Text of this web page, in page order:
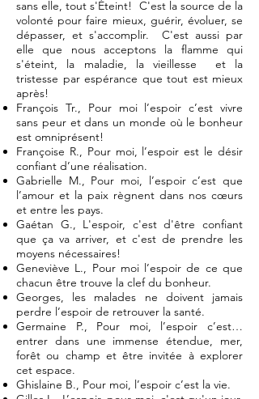
sans elle, tout s'Éteint! C'est la source de la
volonté pour faire mieux, guérir, évoluer, se
dépasser, et s'accomplir. C'est aussi par
elle que nous acceptons la flamme qui
s'éteint, la maladie, la vieillesse et la
tristesse par espérance que tout est mieux
après!
François Tr., Pour moi l’espoir c’est vivre
sans peur et dans un monde où le bonheur
est omniprésent!
Françoise R., Pour moi, l’espoir est le désir
confiant d’une réalisation.
Gabrielle M., Pour moi, l’espoir c’est que
l’amour et la paix règnent dans nos cœurs
et entre les pays.
Gaétan G., L'espoir, c'est d'être confiant
que ça va arriver, et c'est de prendre les
moyens nécessaires!
Geneviève L., Pour moi l’espoir de ce que
chacun être trouve la clef du bonheur.
Georges, les malades ne doivent jamais
perdre l’espoir de retrouver la santé.
Germaine P., Pour moi, l’espoir c’est…
entrer dans une immense étendue, mer,
forêt ou champ et être invitée à explorer
cet espace.
Ghislaine B., Pour moi, l’espoir c’est la vie.